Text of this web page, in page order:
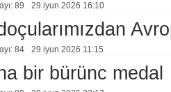
89 29 i̇yun 2026 16:10
84 29 i̇yun 2026 11:15
bir bürünc medal